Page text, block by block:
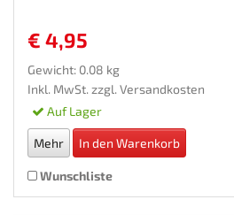
€ 4,95
Gewicht: 0.08 kg
Inkl. MwSt. zzgl. Versandkosten
Auf Lager
Mehr In den Warenkorb
Wunschliste